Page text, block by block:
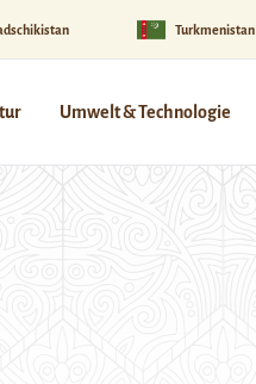
Turkmenistan
Umwelt & Technologie